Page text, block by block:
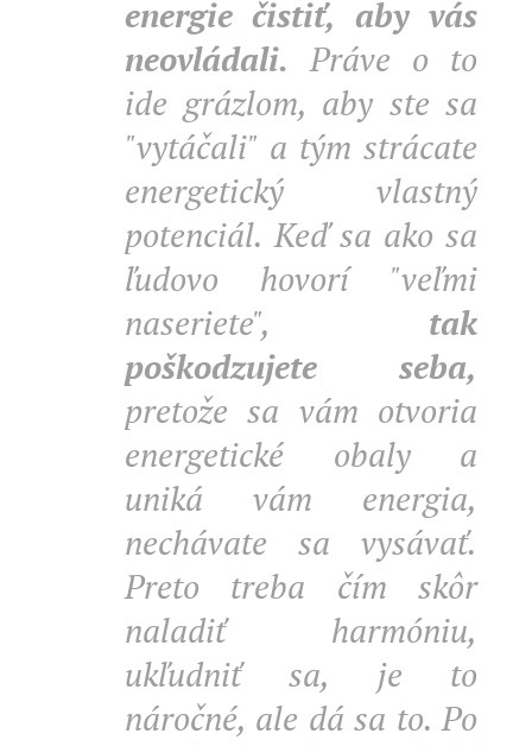
energie čistiť, aby vás
neovládali. Práve o to
ide grázlom, aby ste sa
"vytáčali" a tým strácate
energetický vlastný
potenciál. Keď sa ako sa
ľudovo hovorí "veľmi
naseriete", tak
poškodzujete seba,
pretože sa vám otvoria
energetické obaly a
uniká vám energia,
nechávate sa vysávať.
Preto treba čím skôr
naladiť harmóniu,
ukľudniť sa, je to
náročné, ale dá sa to. Po